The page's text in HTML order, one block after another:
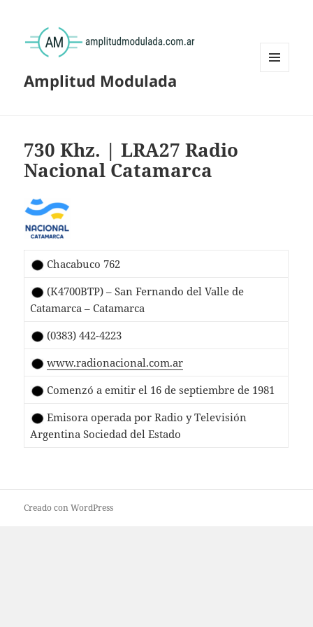
Amplitud Modulada
730 Khz. | LRA27 Radio
Nacional Catamarca
Chacabuco 762
(K4700BTP) – San Fernando del Valle de
Catamarca – Catamarca
(0383) 442-4223
www.radionacional.com.ar
Comenzó a emitir el 16 de septiembre de 1981
Emisora operada por Radio y Televisión
Argentina Sociedad del Estado
Creado con WordPress